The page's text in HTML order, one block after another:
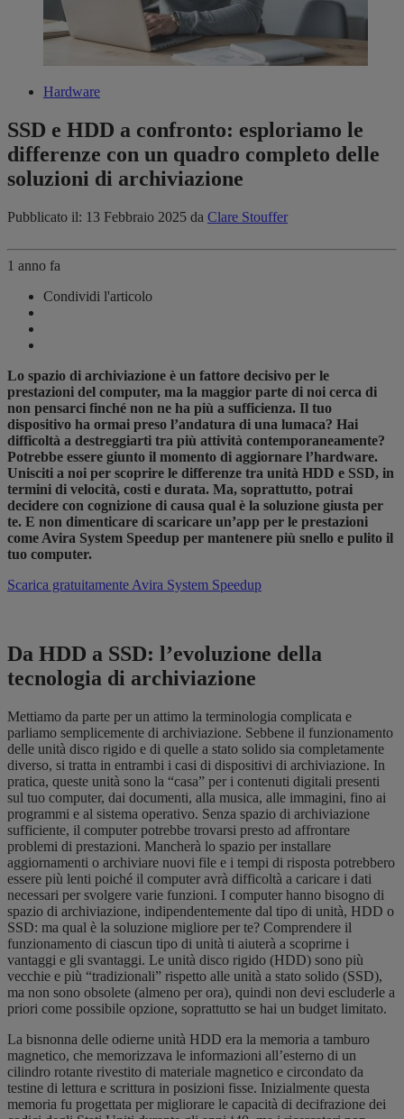
Hardware
SSD e HDD a confronto: esploriamo le
differenze con un quadro completo delle
soluzioni di archiviazione
Pubblicato il: 13 Febbraio 2025 da Clare Stouffer
1 anno fa
Condividi l'articolo
Lo spazio di archiviazione è un fattore decisivo per le
prestazioni del computer, ma la maggior parte di noi cerca di
non pensarci finché non ne ha più a sufficienza. Il tuo
dispositivo ha ormai preso l’andatura di una lumaca? Hai
difficoltà a destreggiarti tra più attività contemporaneamente?
Potrebbe essere giunto il momento di aggiornare l’hardware.
Unisciti a noi per scoprire le differenze tra unità HDD e SSD, in
termini di velocità, costi e durata. Ma, soprattutto, potrai
decidere con cognizione di causa qual è la soluzione giusta per
te. E non dimenticare di scaricare un’app per le prestazioni
come Avira System Speedup per mantenere più snello e pulito il
tuo computer.
Scarica gratuitamente Avira System Speedup
Da HDD a SSD: l’evoluzione della
tecnologia di archiviazione
Mettiamo da parte per un attimo la terminologia complicata e
parliamo semplicemente di archiviazione. Sebbene il funzionamento
delle unità disco rigido e di quelle a stato solido sia completamente
diverso, si tratta in entrambi i casi di dispositivi di archiviazione. In
pratica, queste unità sono la “casa” per i contenuti digitali presenti
sul tuo computer, dai documenti, alla musica, alle immagini, fino ai
programmi e al sistema operativo. Senza spazio di archiviazione
sufficiente, il computer potrebbe trovarsi presto ad affrontare
problemi di prestazioni. Mancherà lo spazio per installare
aggiornamenti o archiviare nuovi file e i tempi di risposta potrebbero
essere più lenti poiché il computer avrà difficoltà a caricare i dati
necessari per svolgere varie funzioni. I computer hanno bisogno di
spazio di archiviazione, indipendentemente dal tipo di unità, HDD o
SSD: ma qual è la soluzione migliore per te? Comprendere il
funzionamento di ciascun tipo di unità ti aiuterà a scoprirne i
vantaggi e gli svantaggi. Le unità disco rigido (HDD) sono più
vecchie e più “tradizionali” rispetto alle unità a stato solido (SSD),
ma non sono obsolete (almeno per ora), quindi non devi escluderle a
priori come possibile opzione, soprattutto se hai un budget limitato.
La bisnonna delle odierne unità HDD era la memoria a tamburo
magnetico, che memorizzava le informazioni all’esterno di un
cilindro rotante rivestito di materiale magnetico e circondato da
testine di lettura e scrittura in posizioni fisse. Inizialmente questa
memoria fu progettata per migliorare le capacità di decifrazione dei